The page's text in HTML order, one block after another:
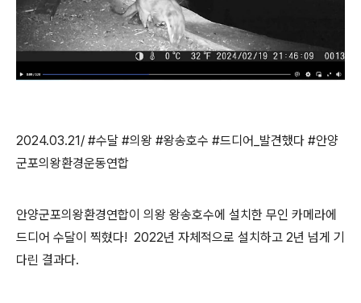
2024.03.21/ #수달 #의왕 #왕송호수 #드디어_발견했다 #안양
군포의왕환경운동연합
안양군포의왕환경연합이 의왕 왕송호수에 설치한 무인 카메라에
드디어 수달이 찍혔다! 2022년 자체적으로 설치하고 2년 넘게 기
다린 결과다.